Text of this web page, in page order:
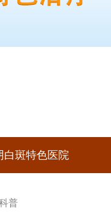
白斑特色医院
普